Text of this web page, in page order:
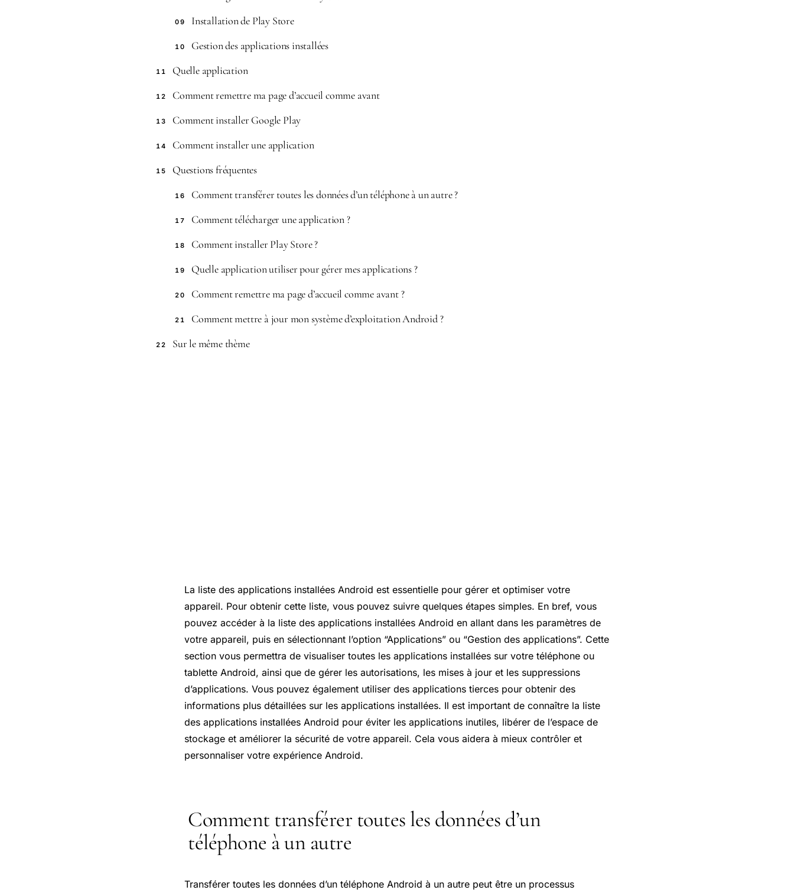
09 Installation de Play Store
10 Gestion des applications installées
11 Quelle application
12 Comment remettre ma page d’accueil comme avant
13 Comment installer Google Play
14 Comment installer une application
15 Questions fréquentes
16 Comment transférer toutes les données d’un téléphone à un autre ?
17 Comment télécharger une application ?
18 Comment installer Play Store ?
19 Quelle application utiliser pour gérer mes applications ?
20 Comment remettre ma page d’accueil comme avant ?
21 Comment mettre à jour mon système d’exploitation Android ?
22 Sur le même thème
La liste des applications installées Android est essentielle pour gérer et optimiser votre
appareil. Pour obtenir cette liste, vous pouvez suivre quelques étapes simples. En bref, vous
pouvez accéder à la liste des applications installées Android en allant dans les paramètres de
votre appareil, puis en sélectionnant l’option “Applications” ou “Gestion des applications”. Cette
section vous permettra de visualiser toutes les applications installées sur votre téléphone ou
tablette Android, ainsi que de gérer les autorisations, les mises à jour et les suppressions
d’applications. Vous pouvez également utiliser des applications tierces pour obtenir des
informations plus détaillées sur les applications installées. Il est important de connaître la liste
des applications installées Android pour éviter les applications inutiles, libérer de l’espace de
stockage et améliorer la sécurité de votre appareil. Cela vous aidera à mieux contrôler et
personnaliser votre expérience Android.
Comment transférer toutes les données d’un
téléphone à un autre
Transférer toutes les données d’un téléphone Android à un autre peut être un processus